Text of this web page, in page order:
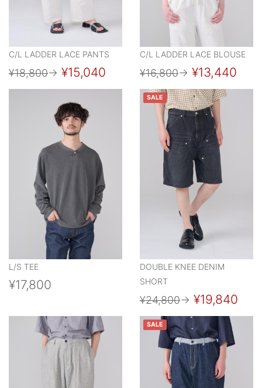
C/L LADDER LACE PANTS
¥18,800→ ¥15,040
C/L LADDER LACE BLOUSE
¥16,800→ ¥13,440
L/S TEE
¥17,800
SALE
DOUBLE KNEE DENIM
SHORT
¥24,800→ ¥19,840
SALE